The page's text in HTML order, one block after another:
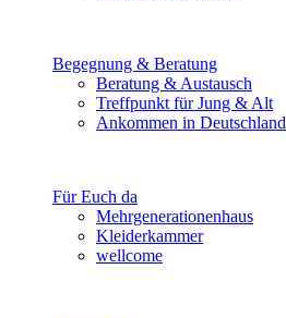
Begegnung & Beratung
Beratung & Austausch
Treffpunkt für Jung & Alt
Ankommen in Deutschland
Für Euch da
Mehrgenerationenhaus
Kleiderkammer
wellcome